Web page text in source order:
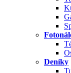
Deníky